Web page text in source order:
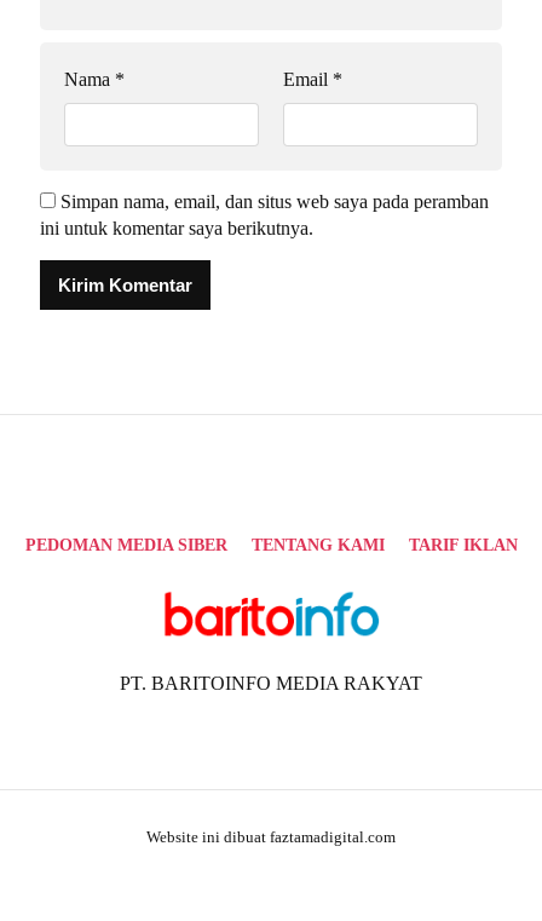
Nama * Email *
Simpan nama, email, dan situs web saya pada peramban
ini untuk komentar saya berikutnya.
PEDOMAN MEDIA SIBER TENTANG KAMI TARIF IKLAN
PT. BARITOINFO MEDIA RAKYAT
Website ini dibuat faztamadigital.com